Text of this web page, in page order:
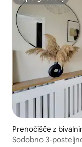
Prenočišče z
mouth
Sodobno 3-